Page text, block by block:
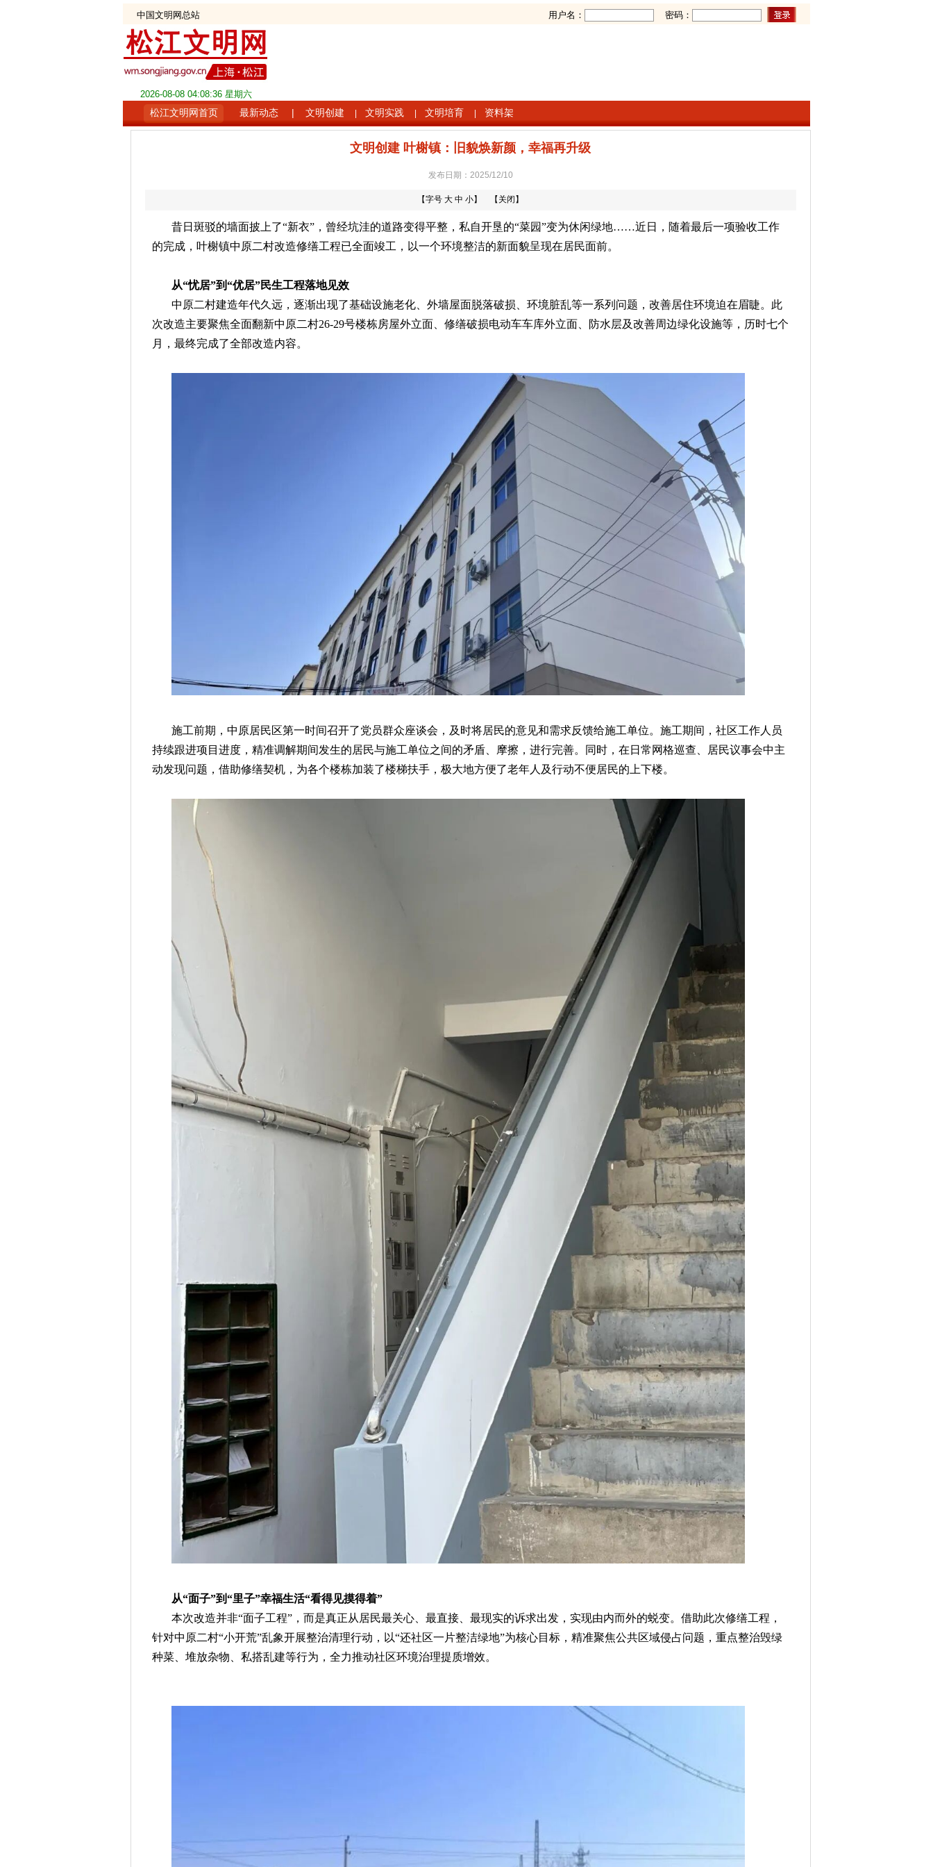
用户名： 密码：
中国文明网总站
2026-08-08 04:08:38 星期六
松江文明网首页 最新动态 | 文明创建 文明实践 文明培育 资料架
文明创建 叶榭镇：旧貌焕新颜，幸福再升级
发布日期：2025/12/10
【字号 大 中 小】 【 关闭 】
昔日斑驳的墙面披上了“新衣”，曾经坑洼的道路变得平整，私自开垦的“菜园”变为休闲绿地……近日，随着最后一项验收工作
的完成，叶榭镇中原二村改造修缮工程已全面竣工，以一个环境整洁的新面貌呈现在居民面前。
从“忧居”到“优居”民生工程落地见效
中原二村建造年代久远，逐渐出现了基础设施老化、外墙屋面脱落破损、环境脏乱等一系列问题，改善居住环境迫在眉睫。此
次改造主要聚焦全面翻新中原二村26-29号楼栋房屋外立面、修缮破损电动车车库外立面、防水层及改善周边绿化设施等，历时七个
月，最终完成了全部改造内容。
施工前期，中原居民区第一时间召开了党员群众座谈会，及时将居民的意见和需求反馈给施工单位。施工期间，社区工作人员
持续跟进项目进度，精准调解期间发生的居民与施工单位之间的矛盾、摩擦，进行完善。同时，在日常网格巡查、居民议事会中主
动发现问题，借助修缮契机，为各个楼栋加装了楼梯扶手，极大地方便了老年人及行动不便居民的上下楼。
从“面子”到“里子”幸福生活“看得见摸得着”
本次改造并非“面子工程”，而是真正从居民最关心、最直接、最现实的诉求出发，实现由内而外的蜕变。借助此次修缮工程，
针对中原二村“小开荒”乱象开展整治清理行动，以“还社区一片整洁绿地”为核心目标，精准聚焦公共区域侵占问题，重点整治毁绿
种菜、堆放杂物、私搭乱建等行为，全力推动社区环境治理提质增效。